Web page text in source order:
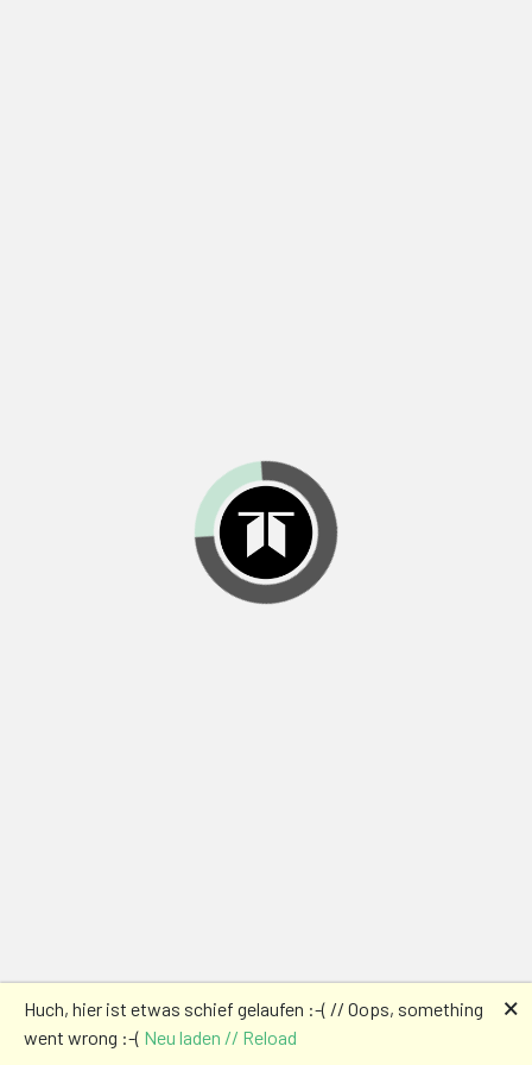
Huch, hier ist etwas schief gelaufen :-( // Oops, something
went wrong :-( Neu laden // Reload
🗙